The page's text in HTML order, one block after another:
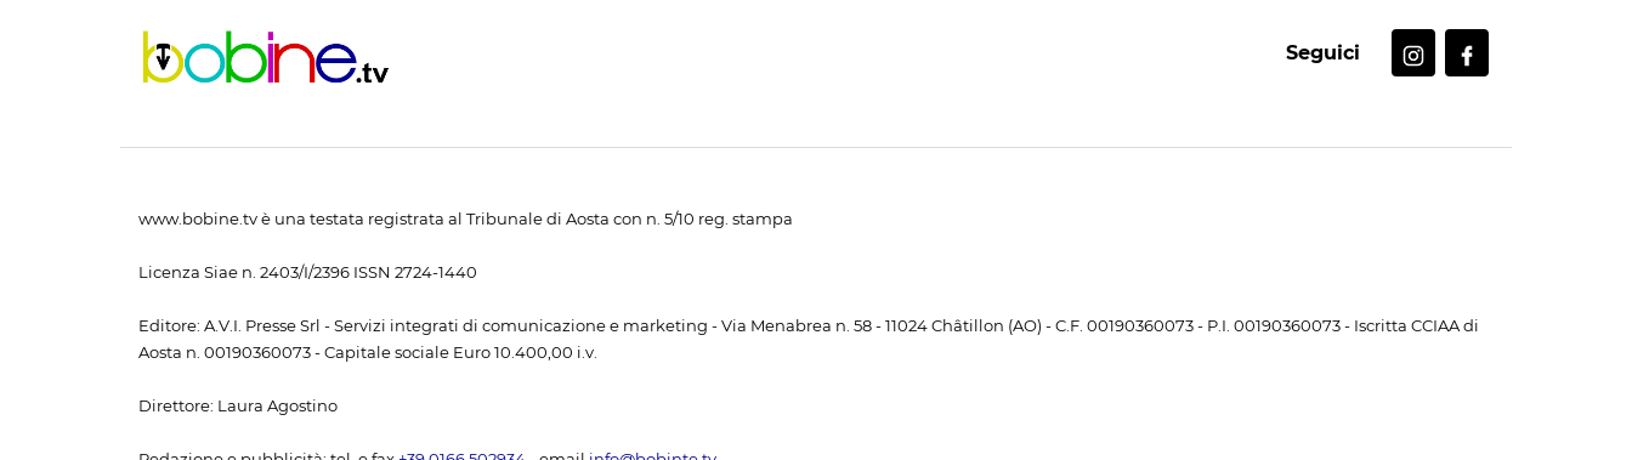
Seguici
www.bobine.tv è una testata registrata al Tribunale di Aosta con n. 5/10 reg. stampa
Licenza Siae n. 2403/I/2396 ISSN 2724-1440
Editore: A.V.I. Presse Srl - Servizi integrati di comunicazione e marketing - Via Menabrea n. 58 - 11024 Châtillon (AO) - C.F. 00190360073 - P.I. 00190360073 - Iscritta CCIAA di
Aosta n. 00190360073 - Capitale sociale Euro 10.400,00 i.v.
Direttore: Laura Agostino